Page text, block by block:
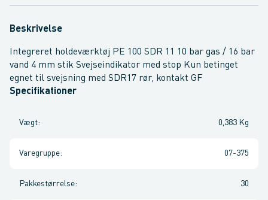
Beskrivelse
Integreret holdeværktøj PE 100 SDR 11 10 bar gas / 16 bar
vand 4 mm stik Svejseindikator med stop Kun betinget
egnet til svejsning med SDR17 rør, kontakt GF
Specifikationer
Vægt: 0,383 Kg
Varegruppe: 07-375
Pakkestørrelse: 30